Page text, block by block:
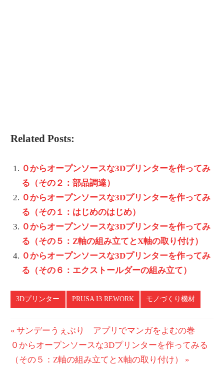
Related Posts:
０からオープンソースな3Dプリンターを作ってみ
る（その２：部品調達）
０からオープンソースな3Dプリンターを作ってみ
る（その１：はじめのはじめ）
０からオープンソースな3Dプリンターを作ってみ
る（その５：Z軸の組み立てとX軸の取り付け）
０からオープンソースな3Dプリンターを作ってみ
る（その６：エクストールダーの組み立て）
3Dプリンター PRUSA I3 REWORK モノづくり機材
投
稿
前
の
投
サンデーうぇぶり アプリでマンガをよむの巻
次
の
０からオープンソースな3Dプリンターを作ってみる
（その５：Z軸の組み立てとX軸の取り付け）